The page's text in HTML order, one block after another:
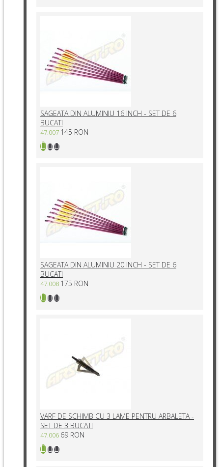
SAGEATA DIN ALUMINIU 16 INCH - SET DE 6
BUCATI
47.007 145 RON
SAGEATA DIN ALUMINIU 20 INCH - SET DE 6
BUCATI
47.008 175 RON
VARF DE SCHIMB CU 3 LAME PENTRU ARBALETA -
SET DE 3 BUCATI
47.006 69 RON